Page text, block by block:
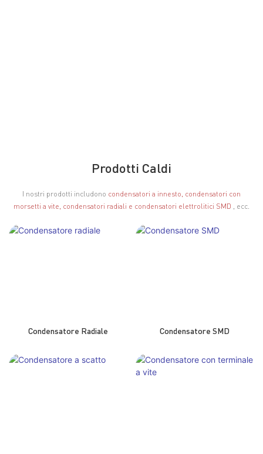
Prodotti Caldi
I nostri prodotti includono condensatori a innesto, condensatori con
morsetti a vite, condensatori radiali e condensatori elettrolitici SMD , ecc.
Condensatore Radiale Condensatore SMD